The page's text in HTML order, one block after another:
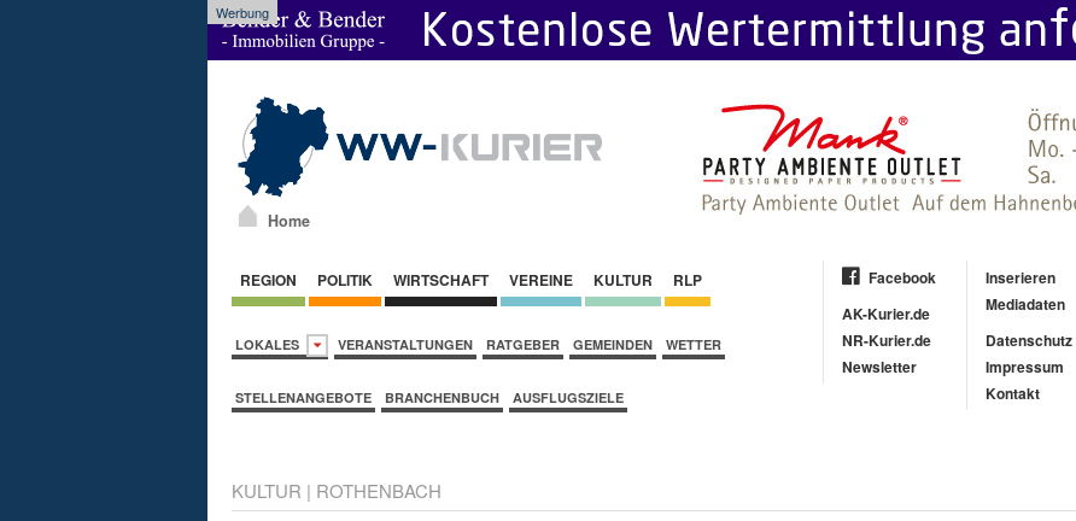
Werbung
Home
REGION POLITIK WIRTSCHAFT VEREINE KULTUR RLP
LOKALES VERANSTALTUNGEN RATGEBER GEMEINDEN WETTER
STELLENANGEBOTE BRANCHENBUCH AUSFLUGSZIELE
Facebook
AK-Kurier.de
NR-Kurier.de
Newsletter
Inserieren
Mediadaten
Datenschutz
Impressum
Kontakt
KULTUR | ROTHENBACH